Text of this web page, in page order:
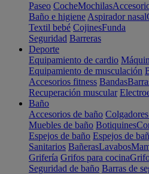
Paseo CocheMochilas
Baño e higiene Aspirador nasal
Textil bebé CojinesFunda
Seguridad Barreras
Deporte
Equipamiento de cardio
Equipamiento de musculación
Accesorios fitness Bandas
Recuperación muscular
Baño
Accesorios de baño
Muebles de baño Botiquines
Espejos de baño Espejos de
Sanitarios BañerasLavabos
Grifería Grifos para cocina
Seguridad de baño Barras de